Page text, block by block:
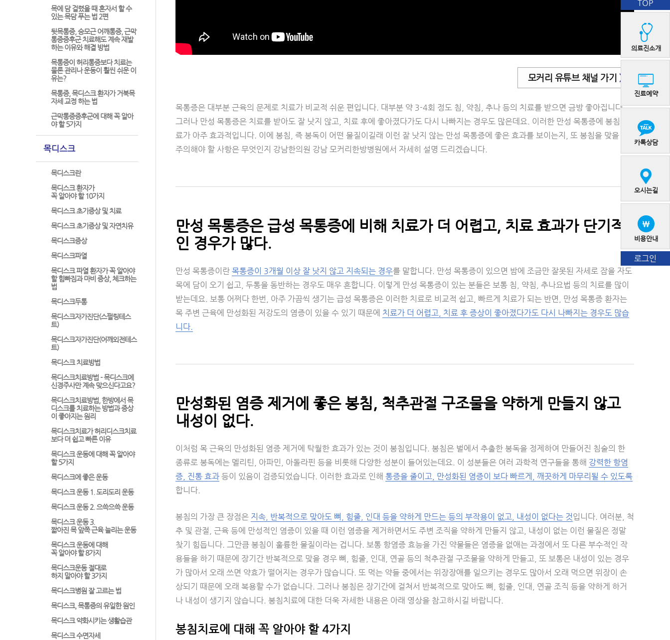
TOP
의료진소개
진료예약
카톡상담
오시는길
비용안내
로그인
목에 담 걸렸을 때 혼자서 할 수
있는 목담 푸는 법 2편
뒷목통증, 승모근 어깨통증, 근막
통증증후군 치료해도 계속 재발
하는 이유와 해결 방법
목통증이 허리통증보다 치료는
물론 관리나 운동이 훨씬 쉬운 이
유는?
목통증, 목디스크 환자가 거북목
자세 교정 하는 법
근막통증증후군에 대해 꼭 알아
야 할 5가지
목디스크
목디스크란
목디스크 환자가
꼭 알아야 할 10가지
목디스크 초기증상 및 치료
목디스크 초기증상 및 자연치유
목디스크증상
목디스크파열
목디스크 파열 환자가 꼭 알아야
할 힘빠짐과 마비 증상, 체크하는
법
목디스크두통
목디스크자가진단(스펄링테스
트)
목디스크자가진단(어깨외전테스
트)
목디스크 치료방법
목디스크치료방법 - 목디스크에
신경주사만 계속 맞으신다고요?
목디스크치료방법, 한방에서 목
디스크를 치료하는 방법과 증상
이 좋아지는 원리
목디스크치료가 허리디스크치료
보다 더 쉽고 빠른 이유
목디스크 운동에 대해 꼭 알아야
할 5가지
목디스크에 좋은 운동
목디스크 운동 1. 도리도리 운동
목디스크 운동 2. 으쓱으쓱 운동
목디스크 운동 3.
짧아진 목 앞쪽 근육 늘리는 운동
목디스크 운동에 대해
꼭 알아야 할 8가지
목디스크운동 절대로
하지 말아야 할 3가지
목디스크병원 잘 고르는 법
목디스크, 목통증의 유일한 원인
목디스크 약화시키는 생활습관
목디스크 수면자세
모커리 유튜브 채널 가기 >
목통증은 대부분 근육의 문제로 치료가 비교적 쉬운 편입니다. 대부분 약 3-4회 정도 침, 약침, 추나 등의 치료를 받으면 금방 좋아집니다.
그러나 만성 목통증은 치료를 받아도 잘 낫지 않고, 치료 후에 좋아졌다가도 다시 나빠지는 경우도 많은데요. 이러한 만성 목통증에 봉침치
료가 아주 효과적입니다. 이에 봉침, 즉 봉독이 어떤 물질이길래 이런 잘 낫지 않는 만성 목통증에 좋은 효과를 보이는지, 또 봉침을 맞을 때
주의해야 할 사항은 무엇인지 강남한의원 강남 모커리한방병원에서 자세히 설명 드리겠습니다.
만성 목통증은 급성 목통증에 비해 치료가 더 어렵고, 치료 효과가 단기적
인 경우가 많다.
만성 목통증이란 목통증이 3개월 이상 잘 낫지 않고 지속되는 경우를 말합니다. 만성 목통증이 있으면 밤에 조금만 잘못된 자세로 잠을 자도
목에 담이 오기 쉽고, 두통을 동반하는 경우도 매우 흔합니다. 이렇게 만성 목통증이 있는 분들은 보통 침, 약침, 추나요법 등의 치료를 많이
받는데요. 보통 어쩌다 한번, 아주 가끔씩 생기는 급성 목통증은 이러한 치료로 비교적 쉽고, 빠르게 치료가 되는 반면, 만성 목통증 환자는
목 주변 근육에 만성화된 저강도의 염증이 있을 수 있기 때문에 치료가 더 어렵고, 치료 후 증상이 좋아졌다가도 다시 나빠지는 경우도 많습
니다.
만성화된 염증 제거에 좋은 봉침, 척추관절 구조물을 약하게 만들지 않고
내성이 없다.
이처럼 목 근육의 만성화된 염증 제거에 탁월한 효과가 있는 것이 봉침입니다. 봉침은 벌에서 추출한 봉독을 정제하여 만들어진 침술의 한
종류로 봉독에는 멜리틴, 아파민, 아돌라핀 등을 비롯해 다양한 성분이 들어있는데요. 이 성분들은 여러 과학적 연구들을 통해 강력한 항염
증, 진통 효과 등이 있음이 검증되었습니다. 이러한 효과로 인해 통증을 줄이고, 만성화된 염증이 보다 빠르게, 깨끗하게 마무리될 수 있도록
합니다.
봉침의 가장 큰 장점은 지속, 반복적으로 맞아도 뼈, 힘줄, 인대 등을 약하게 만드는 등의 부작용이 없고, 내성이 없다는 것입니다. 여러분, 척
추 및 관절, 근육 등에 만성적인 염증이 있을 때 이런 염증을 제거하면서도 주변 조직을 약하게 만들지 않고, 내성이 없는 이런 물질은 정말
찾기 힘듭니다. 그만큼 봉침이 훌륭한 물질이라는 겁니다. 보통 항염증 효능을 가진 약물들은 염증을 없애는 과정에서 또 다른 부수적인 작
용들을 하기 때문에 장기간 반복적으로 맞을 경우 뼈, 힘줄, 인대, 연골 등의 척추관절 구조물을 약하게 만들고, 또 보통은 내성이 있는 경우
가 많아서 오래 쓰면 약효가 떨어지는 경우가 많습니다. 또 먹는 약들 중에서는 위장장애를 일으키는 경우도 많아서 오래 먹으면 위장이 손
상되기 때문에 오래 복용할 수가 없습니다. 그러나 봉침은 장기간에 걸쳐서 반복적으로 맞아도 뼈, 힘줄, 인대, 연골 조직 등을 약하게 하거
나 내성이 생기지 않습니다. 봉침치료에 대한 더욱 자세한 내용은 아래 영상을 참고하시길 바랍니다.
봉침치료에 대해 꼭 알아야 할 4가지